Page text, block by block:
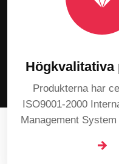
Högkvalitativa
Produkterna har
ISO9001-2000
Management